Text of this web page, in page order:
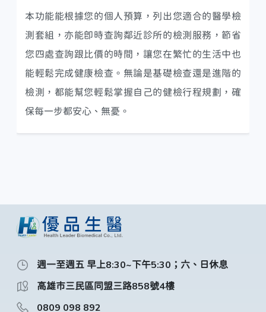
本功能能根據您的個人預算，列出您適合的醫學檢
測套組，亦能即時查詢鄰近診所的檢測服務，節省
您四處查詢跟比價的時間，讓您在繁忙的生活中也
能輕鬆完成健康檢查。無論是基礎檢查還是進階的
檢測，都能幫您輕鬆掌握自己的健檢行程規劃，確
保每一步都安心、無憂。
週一至週五 早上8:30~下午5:30；六、日休息
高雄市三民區同盟三路858號4樓
0809 098 892